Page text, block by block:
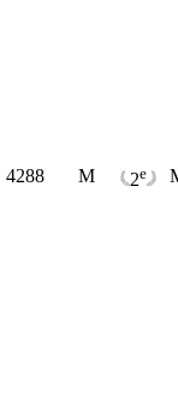
4288 M 2e